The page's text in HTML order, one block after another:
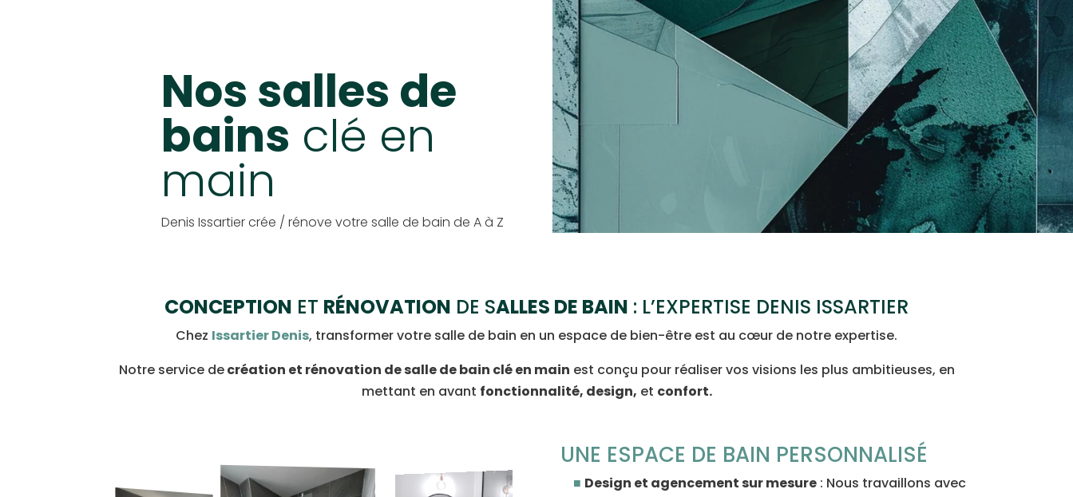
Nos salles de
bains clé en
main
Denis Issartier crée / rénove votre salle de bain de A à Z
CONCEPTION ET RÉNOVATION DE SALLES DE BAIN : L’EXPERTISE DENIS ISSARTIER
Chez Issartier Denis, transformer votre salle de bain en un espace de bien-être est au cœur de notre expertise.
Notre service decréation et rénovation de salle de bain clé en main est conçu pour réaliser vos visions les plus ambitieuses, en
mettant en avant fonctionnalité, design, et confort.
UNE ESPACE DE BAIN PERSONNALISÉ
Design et agencement sur mesure: Nous travaillons avec